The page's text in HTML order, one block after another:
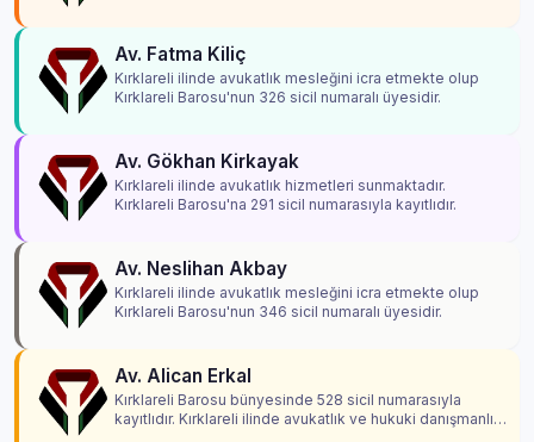
Av. Fatma Kiliç
Kırklareli ilinde avukatlık mesleğini icra etmekte olup
Kırklareli Barosu'nun 326 sicil numaralı üyesidir.
Av. Gökhan Kirkayak
Kırklareli ilinde avukatlık hizmetleri sunmaktadır.
Kırklareli Barosu'na 291 sicil numarasıyla kayıtlıdır.
Av. Neslihan Akbay
Kırklareli ilinde avukatlık mesleğini icra etmekte olup
Kırklareli Barosu'nun 346 sicil numaralı üyesidir.
Av. Alican Erkal
Kırklareli Barosu bünyesinde 528 sicil numarasıyla
kayıtlıdır. Kırklareli ilinde avukatlık ve hukuki danışmanlık